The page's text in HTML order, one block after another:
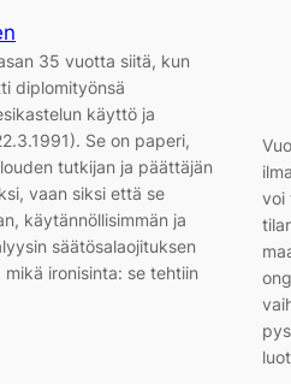
35 vuotta siitä, kun
diplomityönsä
käyttö ja
Se on paperi,
tutkijan ja päättäjän
vaan siksi että se
käytännöllisimmän ja
säätösalaojituksen
ironisinta: se tehtiin
voi